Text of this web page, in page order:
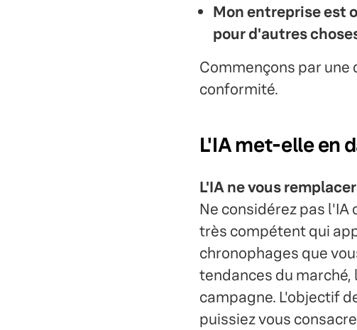
Mon entreprise est
pour d'autres
Commençons par
conformité.
L'IA met-elle en
L'IA ne vous
Ne considérez pas
très compétent qui
chronophages que
tendances du
campagne. L'objectif
puissiez vous